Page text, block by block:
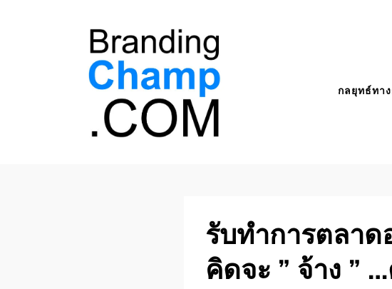
กลยุทธ์ทา
รับทําการตลาด
คิดจะ ” จ้าง ”